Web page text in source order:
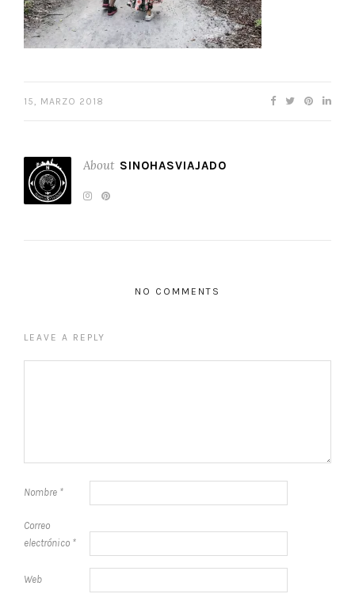
15, MARZO 2018
About SINOHASVIAJADO
NO COMMENTS
LEAVE A REPLY
Nombre *
Correo
electrónico *
Web